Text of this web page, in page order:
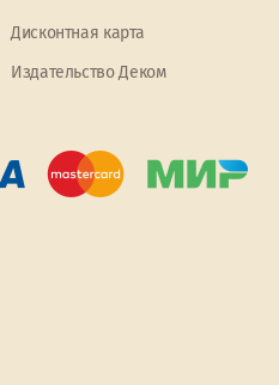
Дисконтная карта
Издательство Деком